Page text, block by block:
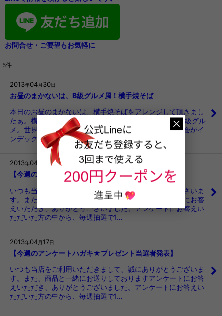
お問合せ・ご要望もお気軽に
5件
2013年04月 30日
お昼のまかないは、B級グルメ風！横手焼そば
本日のお昼のまかないは、横手焼そばをアレンジして頂きまし
たぁ。横手焼そばといえば、B-1グランプリでも有名なB級グル
メ。世界中のご当地グルメ、スイーツ、お菓子の食博覧会がイ
ンデックス大阪で開催されてい…
2013年04 24日
【今週のアンケートハガキ★プレゼント当選者発表】
いつも当店をご利用いただきまして、誠にありがとうございま
す。また、商品と一緒にお送りしておりますアンケートにお答
えいただき、ありがとうございました。アンケートにお答えい
ただいた方の中から、毎週抽選で1…
2013年04月 17日
【今週のアンケートハガキ★プレゼント当選者発表】
いつも当店をご利用いただきまして、誠にありがとうございま
す。また、商品と一緒にお送りしておりますアンケートにお答
えいただき、ありがとうございました。アンケートにお答えい
ただいた方の中から、毎週抽選で1…